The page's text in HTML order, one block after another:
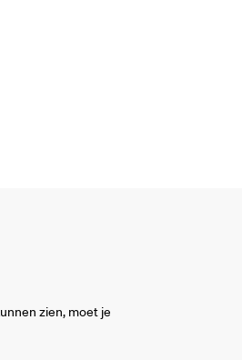
zien, moet je